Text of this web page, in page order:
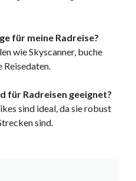
für meine Radreise?
wie Skyscanner, buche
für Radreisen geeignet?
sind ideal, da sie robust
sind.